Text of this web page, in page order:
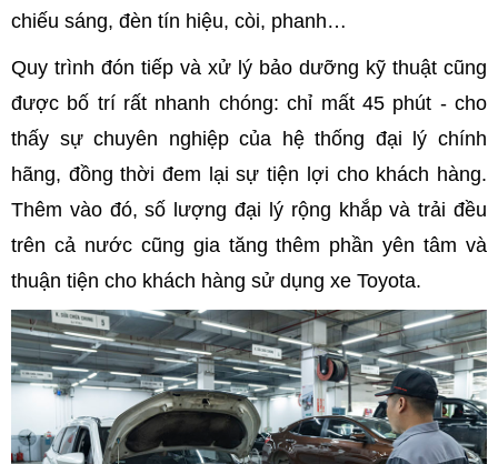
chiếu sáng, đèn tín hiệu, còi, phanh…
Quy trình đón tiếp và xử lý bảo dưỡng kỹ thuật cũng
được bố trí rất nhanh chóng: chỉ mất 45 phút - cho
thấy sự chuyên nghiệp của hệ thống đại lý chính
hãng, đồng thời đem lại sự tiện lợi cho khách hàng.
Thêm vào đó, số lượng đại lý rộng khắp và trải đều
trên cả nước cũng gia tăng thêm phần yên tâm và
thuận tiện cho khách hàng sử dụng xe Toyota.